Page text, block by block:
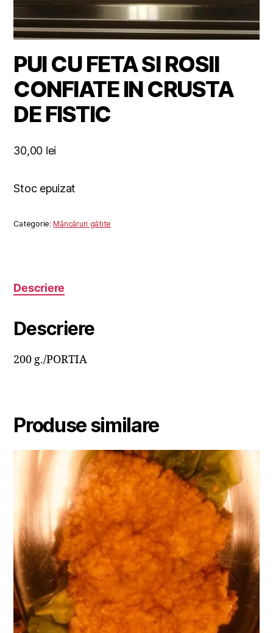
PUI CU FETA SI ROSII
CONFIATE IN CRUSTA
DE FISTIC
30,00 lei
Stoc epuizat
Categorie:Mâncăruri gătite
Descriere
Descriere
200 g./PORTIA
Produse similare